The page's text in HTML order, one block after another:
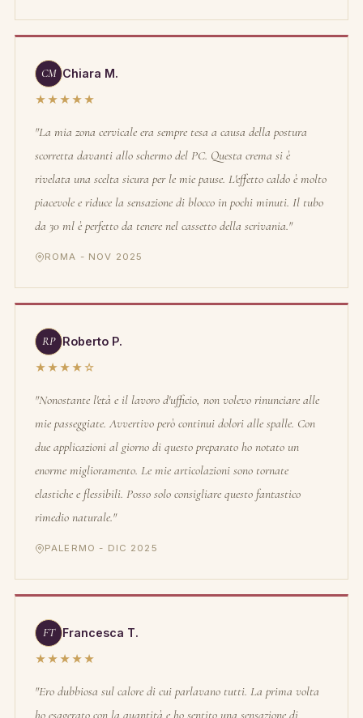
CM Chiara M.
★★★★★
"La mia zona cervicale era sempre tesa a causa della postura
scorretta davanti allo schermo del PC. Questa crema si è
rivelata una scelta sicura per le mie pause. L'effetto caldo è molto
piacevole e riduce la sensazione di blocco in pochi minuti. Il tubo
da 30 ml è perfetto da tenere nel cassetto della scrivania."
ROMA - NOV 2025
RP Roberto P.
★★★★☆
"Nonostante l'età e il lavoro d'ufficio, non volevo rinunciare alle
mie passeggiate. Avvertivo però continui dolori alle spalle. Con
due applicazioni al giorno di questo preparato ho notato un
enorme miglioramento. Le mie articolazioni sono tornate
elastiche e flessibili. Posso solo consigliare questo fantastico
rimedio naturale."
PALERMO - DIC 2025
FT Francesca T.
★★★★★
"Ero dubbiosa sul calore di cui parlavano tutti. La prima volta